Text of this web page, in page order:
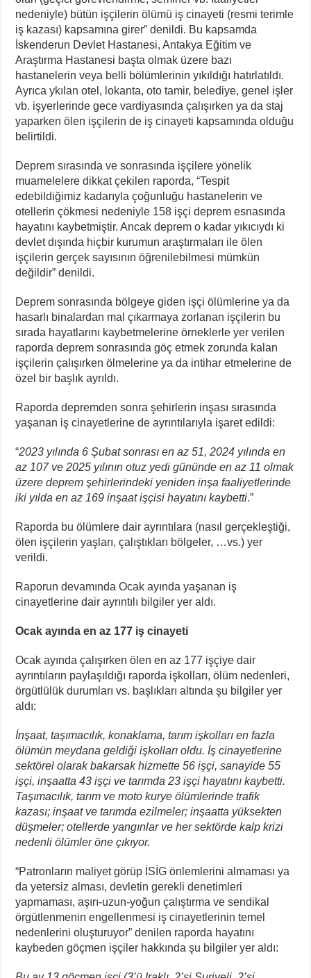
nedeniyle) bütün işçilerin ölümü iş cinayeti (resmi terimle
iş kazası) kapsamına girer” denildi. Bu kapsamda
İskenderun Devlet Hastanesi, Antakya Eğitim ve
Araştırma Hastanesi başta olmak üzere bazı
hastanelerin veya belli bölümlerinin yıkıldığı hatırlatıldı.
Ayrıca ykılan otel, lokanta, oto tamir, belediye, genel işler
vb. işyerlerinde gece vardiyasında çalışırken ya da staj
yaparken ölen işçilerin de iş cinayeti kapsamında olduğu
belirtildi.
Deprem sırasında ve sonrasında işçilere yönelik
muamelelere dikkat çekilen raporda, “Tespit
edebildiğimiz kadarıyla çoğunluğu hastanelerin ve
otellerin çökmesi nedeniyle 158 işçi deprem esnasında
hayatını kaybetmiştir. Ancak deprem o kadar yıkıcıydı ki
devlet dışında hiçbir kurumun araştırmaları ile ölen
işçilerin gerçek sayısının öğrenilebilmesi mümkün
değildir” denildi.
Deprem sonrasında bölgeye giden işçi ölümlerine ya da
hasarlı binalardan mal çıkarmaya zorlanan işçilerin bu
sırada hayatlarını kaybetmelerine örneklerle yer verilen
raporda deprem sonrasında göç etmek zorunda kalan
işçilerin çalışırken ölmelerine ya da intihar etmelerine de
özel bir başlık ayrıldı.
Raporda depremden sonra şehirlerin inşası sırasında
yaşanan iş cinayetlerine de ayrıntılarıyla işaret edildi:
“2023 yılında 6 Şubat sonrası en az 51, 2024 yılında en
az 107 ve 2025 yılının otuz yedi gününde en az 11 olmak
üzere deprem şehirlerindeki yeniden inşa faaliyetlerinde
iki yılda en az 169 inşaat işçisi hayatını kaybetti.”
Raporda bu ölümlere dair ayrıntılara (nasıl gerçekleştiği,
ölen işçilerin yaşları, çalıştıkları bölgeler, …vs.) yer
verildi.
Raporun devamında Ocak ayında yaşanan iş
cinayetlerine dair ayrıntılı bilgiler yer aldı.
Ocak ayında en az 177 iş cinayeti
Ocak ayında çalışırken ölen en az 177 işçiye dair
ayrıntıların paylaşıldığı raporda işkolları, ölüm nedenleri,
örgütlülük durumları vs. başlıkları altında şu bilgiler yer
aldı:
İnşaat, taşımacılık, konaklama, tarım işkolları en fazla
ölümün meydana geldiği işkolları oldu. İş cinayetlerine
sektörel olarak bakarsak hizmette 56 işçi, sanayide 55
işçi, inşaatta 43 işçi ve tarımda 23 işçi hayatını kaybetti.
Taşımacılık, tarım ve moto kurye ölümlerinde trafik
kazası; inşaat ve tarımda ezilmeler; inşaatta yüksekten
düşmeler; otellerde yangınlar ve her sektörde kalp krizi
nedenli ölümler öne çıkıyor.
“Patronların maliyet görüp İSİG önlemlerini almaması ya
da yetersiz alması, devletin gerekli denetimleri
yapmaması, aşırı-uzun-yoğun çalıştırma ve sendikal
örgütlenmenin engellenmesi iş cinayetlerinin temel
nedenlerini oluşturuyor” denilen raporda hayatını
kaybeden göçmen işçiler hakkında şu bilgiler yer aldı: